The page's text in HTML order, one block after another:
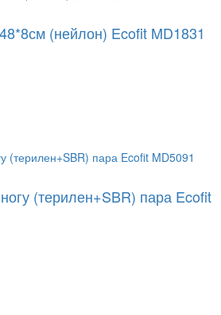
(нейлон) Ecofit MD1831
(терилен+SBR) пара Ecofit